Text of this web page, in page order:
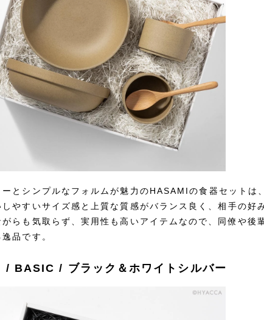
とシンプルなフォルムが魅力のHASAMIの食器セットは
やすいサイズ感と上質な質感がバランス良く、相手の好
らも気取らず、実用性も高いアイテムなので、同僚や後
品です。
BASIC / ブラック＆ホワイトシルバー